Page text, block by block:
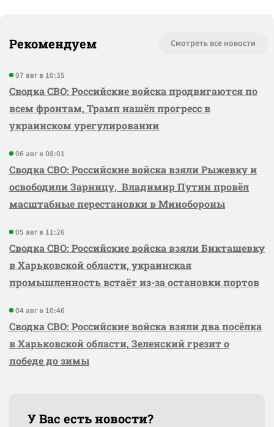
Рекомендуем Смотреть все новости
07 авг в 10:35
Сводка СВО: Российские войска продвигаются по
всем фронтам, Трамп нашёл прогресс в
украинском урегулировании
06 авг в 08:01
Сводка СВО: Российские войска взяли Рыжевку и
освободили Зарницу, Владимир Путин провёл
масштабные перестановки в Минобороны
05 авг в 11:26
Сводка СВО: Российские войска взяли Бикташевку
в Харьковской области, украинская
промышленность встаёт из-за остановки портов
04 авг в 10:46
Сводка СВО: Российские войска взяли два посёлка
в Харьковской области, Зеленский грезит о
победе до зимы
У Вас есть новости?